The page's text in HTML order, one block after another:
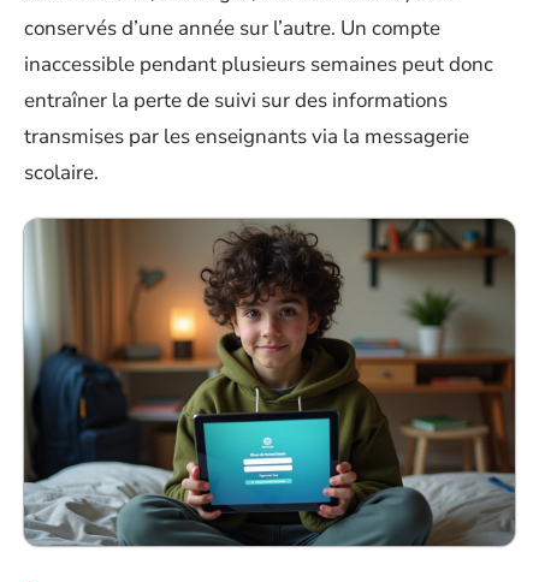
conservés d’une année sur l’autre. Un compte
inaccessible pendant plusieurs semaines peut donc
entraîner la perte de suivi sur des informations
transmises par les enseignants via la messagerie
scolaire.